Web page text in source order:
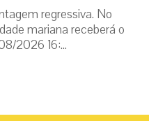
regressiva. No
mariana receberá o
2026 16:...